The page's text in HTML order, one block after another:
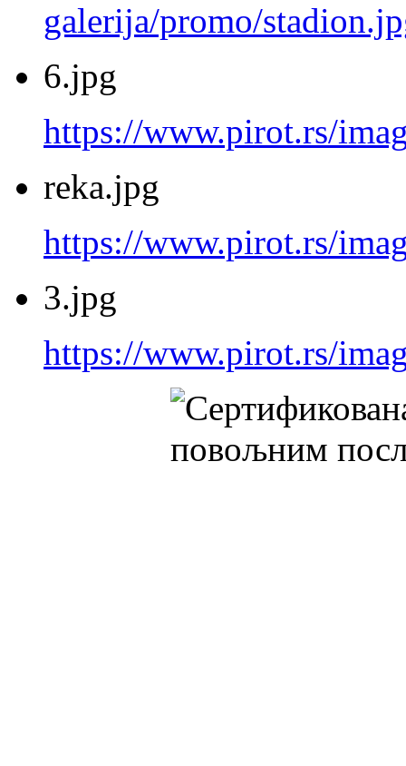
galerija/promo/
6.jpg
https://www.pirot.rs/
reka.jpg
https://www.pirot.rs/
3.jpg
https://www.pirot.rs/